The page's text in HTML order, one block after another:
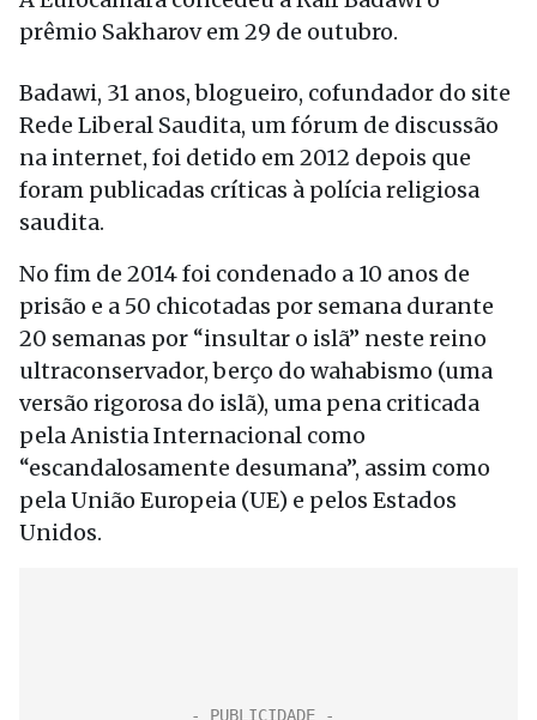
prêmio Sakharov em 29 de outubro.
Badawi, 31 anos, blogueiro, cofundador do site
Rede Liberal Saudita, um fórum de discussão
na internet, foi detido em 2012 depois que
foram publicadas críticas à polícia religiosa
saudita.
No fim de 2014 foi condenado a 10 anos de
prisão e a 50 chicotadas por semana durante
20 semanas por “insultar o islã” neste reino
ultraconservador, berço do wahabismo (uma
versão rigorosa do islã), uma pena criticada
pela Anistia Internacional como
“escandalosamente desumana”, assim como
pela União Europeia (UE) e pelos Estados
Unidos.